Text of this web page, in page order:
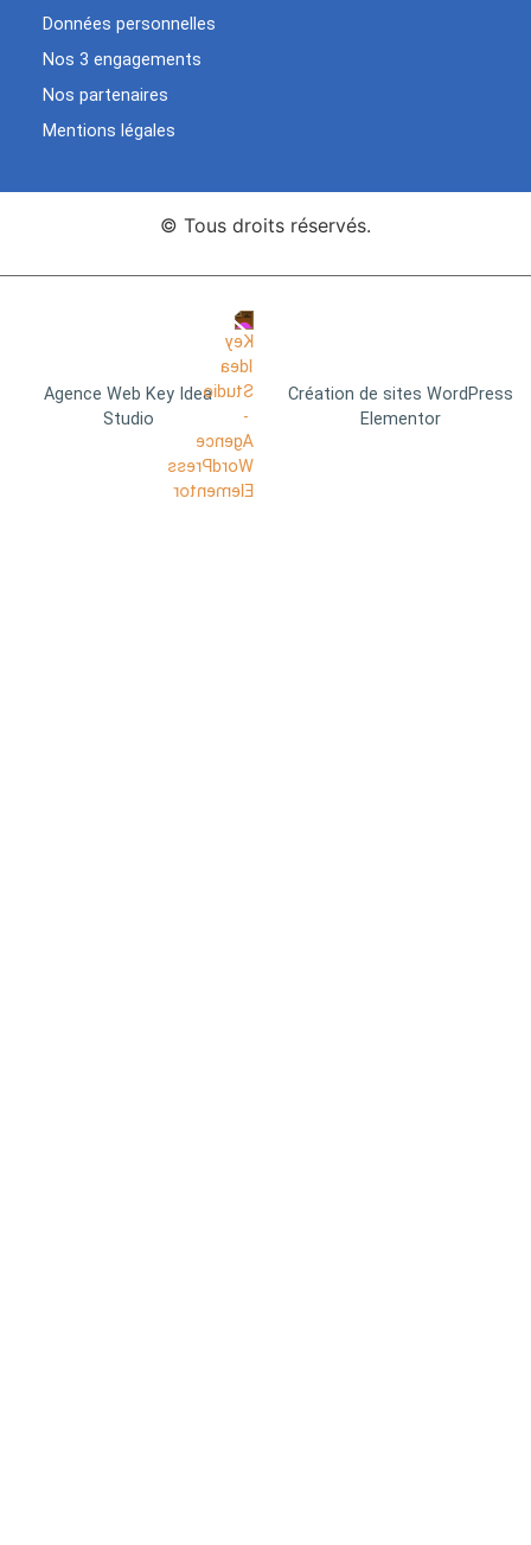
Données personnelles
Nos 3 engagements
Nos partenaires
Mentions légales
© Tous droits réservés.
Agence Web Key Idea
Studio
Création de sites WordPress
Elementor